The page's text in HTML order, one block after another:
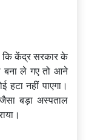
कि केंद्र सरकार के
बना ले गए तो आने
हटा नहीं पाएगा।
बड़ा अस्पताल